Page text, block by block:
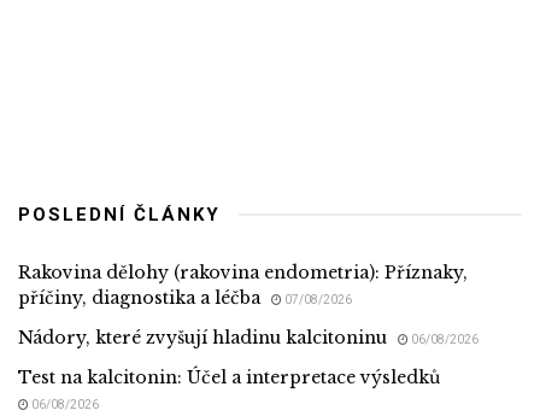
POSLEDNÍ ČLÁNKY
Rakovina dělohy (rakovina endometria): Příznaky,
příčiny, diagnostika a léčba
07/08/2026
Nádory, které zvyšují hladinu kalcitoninu 06/08/2026
Test na kalcitonin: Účel a interpretace výsledků
06/08/2026